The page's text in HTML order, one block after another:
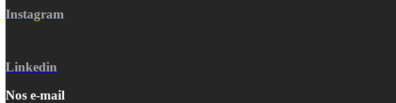
Instagram
Linkedin
Nos e-mail